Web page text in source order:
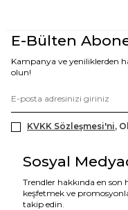
E-Bülten
Kampanya ve yeniliklerden
olun!
KVKK Sözleşmesi'ni,
Sosyal
Trendler hakkında en son
keşfetmek ve
takip edin.